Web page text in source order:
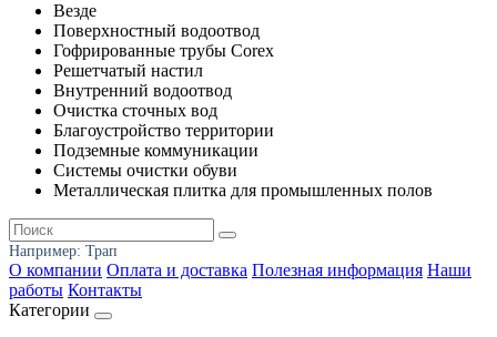
Везде
Поверхностный водоотвод
Гофрированные трубы Corex
Решетчатый настил
Внутренний водоотвод
Очистка сточных вод
Благоустройство территории
Подземные коммуникации
Системы очистки обуви
Металлическая плитка для промышленных полов
Например: Трап
О компании Оплата и доставка Полезная информация Наши
работы Контакты
Категории